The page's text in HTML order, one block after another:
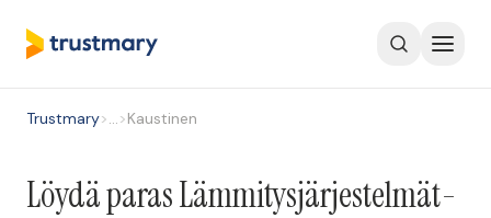
Trustmary>…>Kaustinen
Löydä paras Lämmitysjärjestelmät-